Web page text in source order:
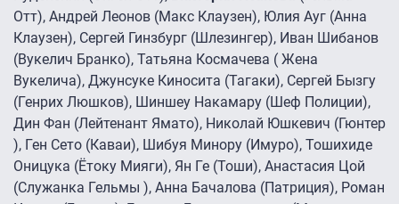
Отт), Андрей Леонов (Макс Клаузен), Юлия Ауг (Анна
Клаузен), Сергей Гинзбург (Шлезингер), Иван Шибанов
(Вукелич Бранко), Татьяна Космачева ( Жена
Вукелича), Джунсуке Киносита (Тагаки), Сергей Бызгу
(Генрих Люшков), Шиншеу Накамару (Шеф Полиции),
Дин Фан (Лейтенант Ямато), Николай Юшкевич (Гюнтер
), Ген Сето (Каваи), Шибуя Минору (Имуро), Тошихиде
Оницука (Ётоку Мияги), Ян Ге (Тоши), Анастасия Цой
(Служанка Гельмы ), Анна Бачалова (Патриция), Роман